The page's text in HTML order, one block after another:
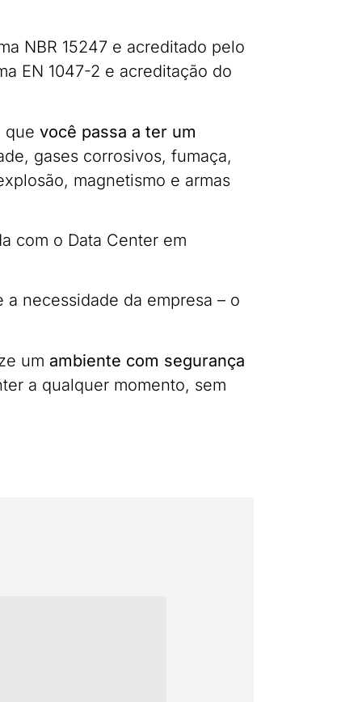
NBR 15247 e acreditado pelo
EN 1047-2 e acreditação do
quevocê passa a ter um
gases corrosivos, fumaça,
magnetismo e armas
com o Data Center em
necessidade da empresa – o
um ambiente com segurança
a qualquer momento, sem